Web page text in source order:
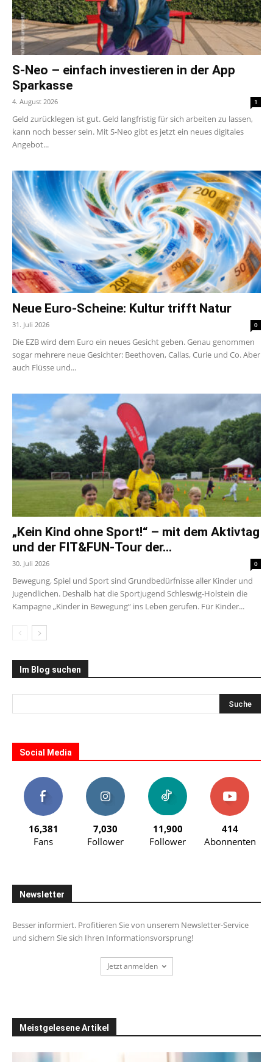
S-Neo – einfach investieren in der App
Sparkasse
4. August 2026 1
Geld zurücklegen ist gut. Geld langfristig für sich arbeiten zu lassen,
kann noch besser sein. Mit S-Neo gibt es jetzt ein neues digitales
Angebot...
Neue Euro-Scheine: Kultur trifft Natur
31. Juli 2026 0
Die EZB wird dem Euro ein neues Gesicht geben. Genau genommen
sogar mehrere neue Gesichter: Beethoven, Callas, Curie und Co. Aber
auch Flüsse und...
„Kein Kind ohne Sport!“ – mit dem Aktivtag
und der FIT&FUN-Tour der...
30. Juli 2026 0
Bewegung, Spiel und Sport sind Grundbedürfnisse aller Kinder und
Jugendlichen. Deshalb hat die Sportjugend Schleswig-Holstein die
Kampagne „Kinder in Bewegung“ ins Leben gerufen. Für Kinder...
Im Blog suchen
Social Media
16,381
Fans
7,030
Follower
11,900
Follower
414
Abonnenten
Newsletter
Besser informiert. Profitieren Sie von unserem Newsletter-Service
und sichern Sie sich Ihren Informationsvorsprung!
Jetzt anmelden
Meistgelesene Artikel